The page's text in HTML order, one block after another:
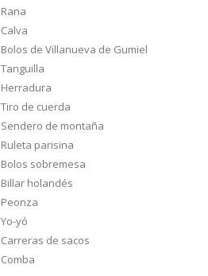
Rana
Calva
Bolos de Villanueva de Gumiel
Tanguilla
Herradura
Tiro de cuerda
Sendero de montaña
Ruleta parisina
Bolos sobremesa
Billar holandés
Peonza
Yo-yó
Carreras de sacos
Comba